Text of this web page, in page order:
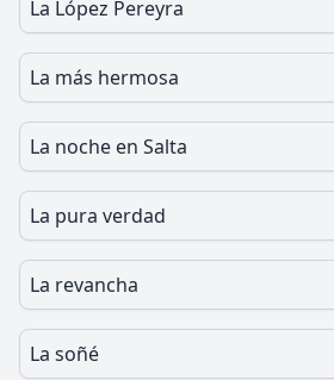
La López Pereyra
La más hermosa
La noche en Salta
La pura verdad
La revancha
La soñé